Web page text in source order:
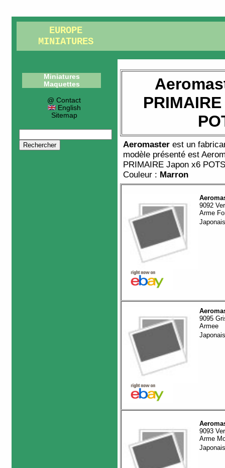
EUROPE
MINIATURES
Miniatures
Maquettes
@ Contact
English
Sitemap
Aeromaster est un
modèle présenté est
PRIMAIRE Japon x6
Couleur : Marron
9092
Arme
9095
Armee
9093
Arme